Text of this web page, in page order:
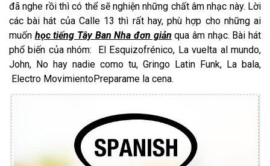
đã nghe rồi thì có thể sẽ nghiện những chất âm nhạc này. Lời
các bài hát của Calle 13 thì rất hay, phù hợp cho những ai
muốn học tiếng Tây Ban Nha đơn giản qua âm nhạc. Bài hát
phổ biến của nhóm: El Esquizofrénico, La vuelta al mundo,
John, No hay nadie como tu, Gringo Latin Funk, La bala,
Electro MovimientoPreparame la cena.